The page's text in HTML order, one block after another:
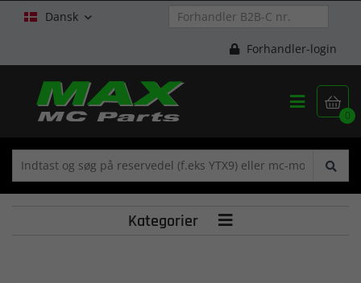
Dansk 
Forhandler-login

0

Kategorier 